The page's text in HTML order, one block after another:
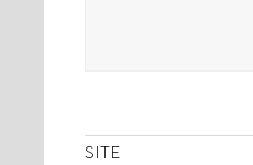
SITE